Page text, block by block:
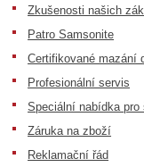
Zkušenosti našich
Patro Samsonite
Certifikované mazání
Profesionální servis
Speciální nabídka
Záruka na zboží
Reklamační řád